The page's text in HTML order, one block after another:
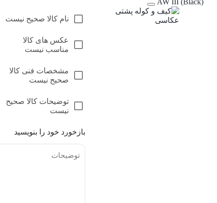
AW III (Black)
نام کالا صحیح نیست
عکس های کالا
مناسب نیست
مشخصات فنی کالا
صحیح نیست
توضیحات کالا صحیح
نیست
بازخورد خود را بنویسید